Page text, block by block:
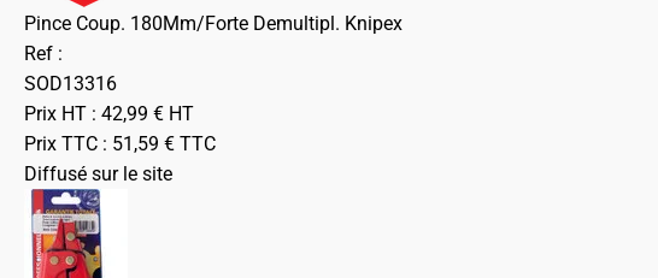
Pince Coup. 180Mm/Forte Demultipl. Knipex
Ref :
SOD13316
Prix HT : 42,99 € HT
Prix TTC : 51,59 € TTC
Diffusé sur le site